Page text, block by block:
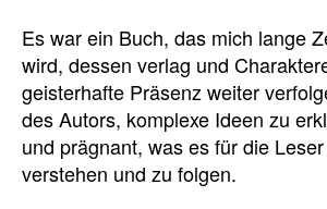
Es war ein Buch, das mich lange
wird, dessen verlag und
geisterhafte Präsenz weiter
des Autors, komplexe Ideen zu
und prägnant, was es für die
verstehen und zu folgen.